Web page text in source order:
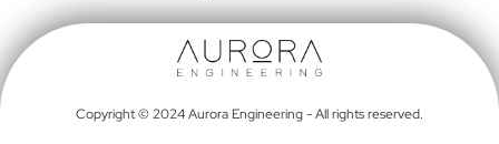
Copyright © 2024 Aurora Engineering - All rights reserved.